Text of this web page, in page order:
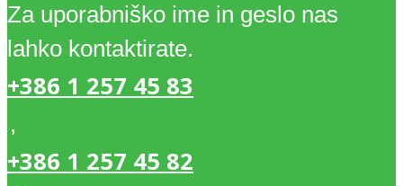
Za uporabniško ime in geslo nas
lahko kontaktirate.
+386 1 257 45 83
,
+386 1 257 45 82